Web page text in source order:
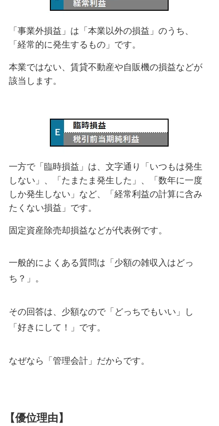
「事業外損益」は「本業以外の損益」のうち、
「経常的に発生するもの」です。
本業ではない、賃貸不動産や自販機の損益などが
該当します。
一方で「臨時損益」は、文字通り「いつもは発生
しない」、「たまたま発生した」、「数年に一度
しか発生しない」など、「経常利益の計算に含み
たくない損益」です。
固定資産除売却損益などが代表例です。
一般的によくある質問は「少額の雑収入はどっ
ち？」。
その回答は、少額なので「どっちでもいい」し
「好きにして！」です。
なぜなら「管理会計」だからです。
【優位理由】